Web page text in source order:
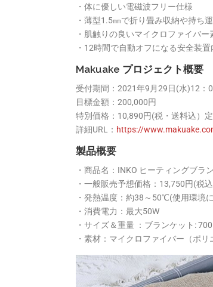
・体に優しい電磁波フリー仕様
・薄型1.5㎜で折り畳み収納や持ち
・肌触りの良いマイクロファイバ
・12時間で自動オフになる安全装
Makuake プロジェクト概要
受付期間：2021年9月29日(水)12
目標金額：200,000円
特別価格：10,890円(税・送料込）
詳細URL： https://
製品概要
・商品名：INKO ヒーティングブラ
・一般販売予想価格：13,750円(税
・発熱温度：約38～50℃(使用環境
・消費電力：最大50W
・サイズ＆重量 ：ブランケット:
・素材：マイクロファイバー（ポ